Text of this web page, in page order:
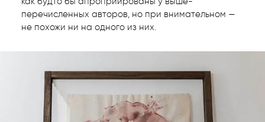
перечисленных авторов, но при внимательном —
не похожи ни на одного из них.